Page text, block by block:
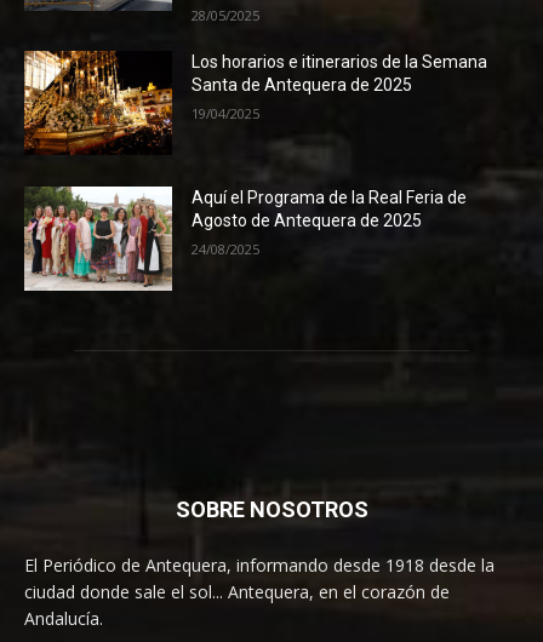
28/05/2025
Los horarios e itinerarios de la Semana
Santa de Antequera de 2025
19/04/2025
Aquí el Programa de la Real Feria de
Agosto de Antequera de 2025
24/08/2025
SOBRE NOSOTROS
El Periódico de Antequera, informando desde 1918 desde la
ciudad donde sale el sol... Antequera, en el corazón de
Andalucía.